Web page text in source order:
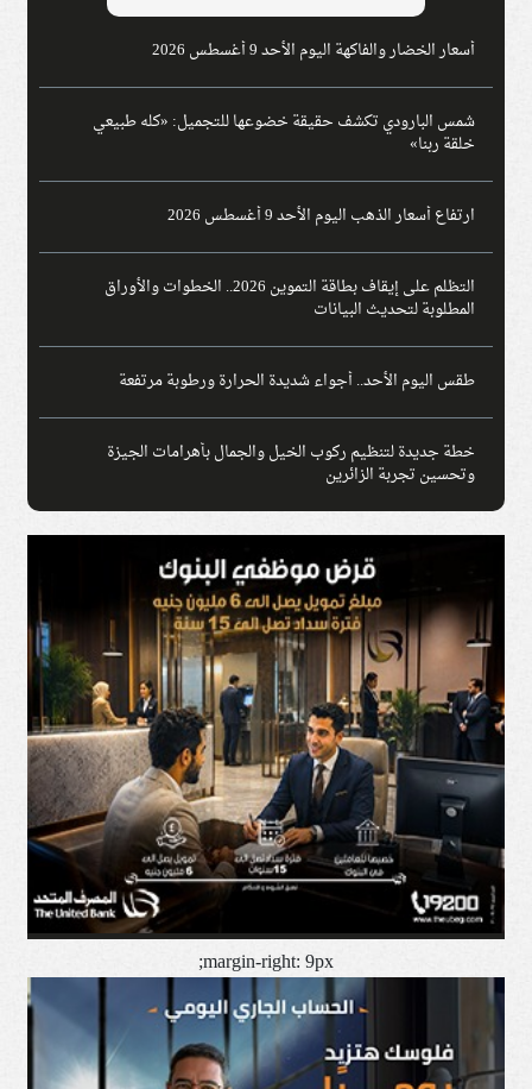
أسعار الخضار والفاكهة اليوم الأحد 9 أغسطس 2026
شمس البارودي تكشف حقيقة خضوعها للتجميل: «كله طبيعي
خلقة ربنا»
ارتفاع أسعار الذهب اليوم الأحد 9 أغسطس 2026
التظلم على إيقاف بطاقة التموين 2026.. الخطوات والأوراق
المطلوبة لتحديث البيانات
طقس اليوم الأحد.. أجواء شديدة الحرارة ورطوبة مرتفعة
خطة جديدة لتنظيم ركوب الخيل والجمال بأهرامات الجيزة
وتحسين تجربة الزائرين
margin-right: 9px;